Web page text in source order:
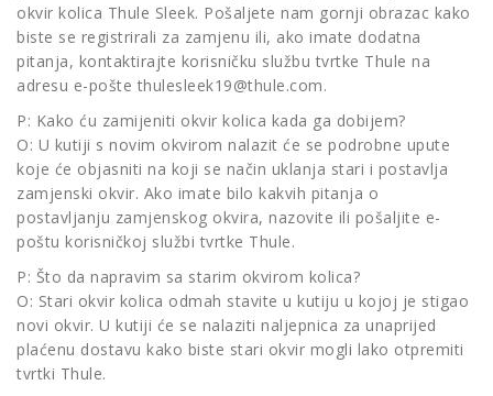
okvir kolica Thule Sleek. Pošaljete nam gornji obrazac kako
biste se registrirali za zamjenu ili, ako imate dodatna
pitanja, kontaktirajte korisničku službu tvrtke Thule na
adresu e-pošte thulesleek19@thule.com.
P: Kako ću zamijeniti okvir kolica kada ga dobijem?
O: U kutiji s novim okvirom nalazit će se podrobne upute
koje će objasniti na koji se način uklanja stari i postavlja
zamjenski okvir. Ako imate bilo kakvih pitanja o
postavljanju zamjenskog okvira, nazovite ili pošaljite e-
poštu korisničkoj službi tvrtke Thule.
P: Što da napravim sa starim okvirom kolica?
O: Stari okvir kolica odmah stavite u kutiju u kojoj je stigao
novi okvir. U kutiji će se nalaziti naljepnica za unaprijed
plaćenu dostavu kako biste stari okvir mogli lako otpremiti
tvrtki Thule.